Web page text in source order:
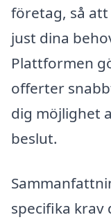
företag, så
just dina
Plattformen
offerter
dig möjlighet
beslut.
specifika krav